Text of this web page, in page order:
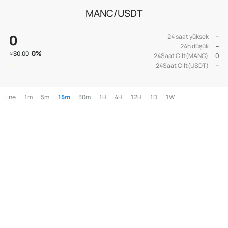
MANC/USDT
0
≈$0.00 0%
24 saat yüksek
--
24h düşük
--
24Saat Cilt(MANC)
0
24Saat Cilt(USDT)
--
Line 1m 5m 15m 30m 1H 4H 12H 1D 1W